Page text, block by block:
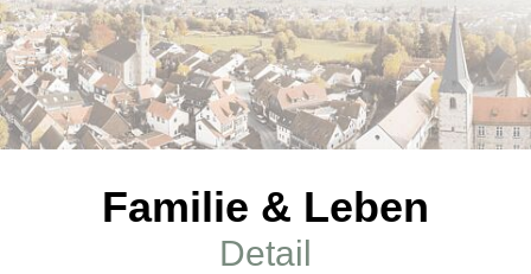
Familie & Leben
Detail